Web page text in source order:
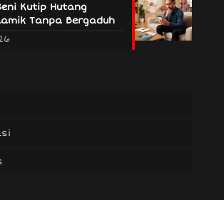
Kutip Hutang
Tanpa Bergaduh